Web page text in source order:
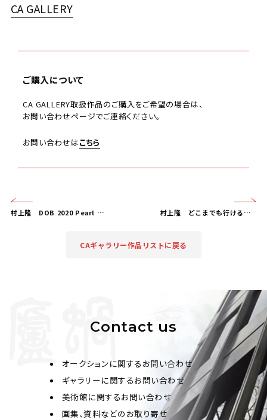
CA GALLERY
ご購入について
CA GALLERY取扱作品のご購入をご希望の場合は、
お問い合わせページでご連絡ください。
お問い合わせはこちら
村上隆 DOB 2020 Pearl gold White 村上隆 どこまでも行けるような！そんな青空！
CAギャラリー作品リストに戻る
Contact us
オークションに関するお問い合わせ
ギャラリーに関するお問い合わせ
美術館に関するお問い合わせ
画集、資料などのお取り寄せ